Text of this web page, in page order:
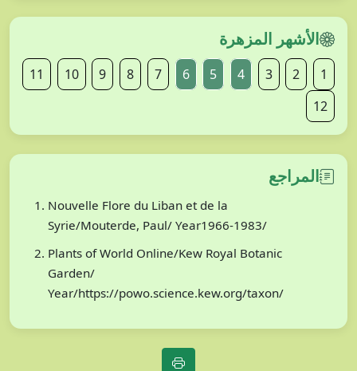
الأشهر المزهرة
1
2
3
4
5
6
7
8
9
10
11
12
المراجع
Nouvelle Flore du Liban et de la
Syrie/Mouterde, Paul/ Year1966-1983/
Plants of World Online/Kew Royal Botanic
Garden/
Year/https://powo.science.kew.org/taxon/